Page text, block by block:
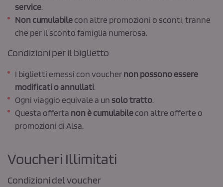
service.
Non cumulabilecon altre promozioni o sconti, tranne
che per il sconto famiglia numerosa.
Condizioni per il biglietto
I biglietti emessi con vouchernon possono essere
modificati o annullati.
Ogni viaggio equivale a un solo tratto.
Questa offerta non è cumulabilecon altre offerte o
promozioni di Alsa.
Voucheri Illimitati
Condizioni del voucher